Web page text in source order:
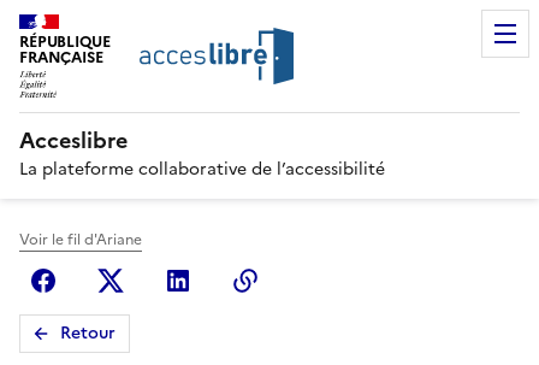
RÉPUBLIQUE
FRANÇAISE
Acceslibre
La plateforme collaborative de l’accessibilité
Voir le fil d'Ariane
FacebookX (anciennement Twitter)
Linkedin
Retour